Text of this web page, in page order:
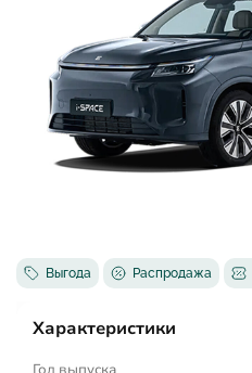
Выгода Распродажа
Характеристики